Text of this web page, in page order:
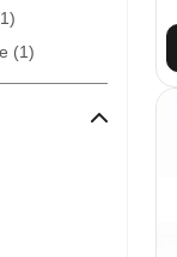
1)
(1)